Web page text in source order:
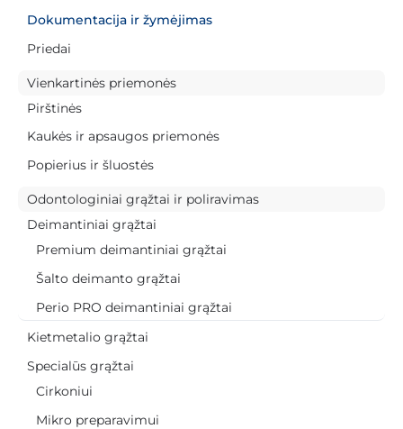
Dokumentacija ir žymėjimas
Priedai
Vienkartinės priemonės
Pirštinės
Kaukės ir apsaugos priemonės
Popierius ir šluostės
Odontologiniai grąžtai ir poliravimas
Deimantiniai grąžtai
Premium deimantiniai grąžtai
Šalto deimanto grąžtai
Perio PRO deimantiniai grąžtai
Kietmetalio grąžtai
Specialūs grąžtai
Cirkoniui
Mikro preparavimui